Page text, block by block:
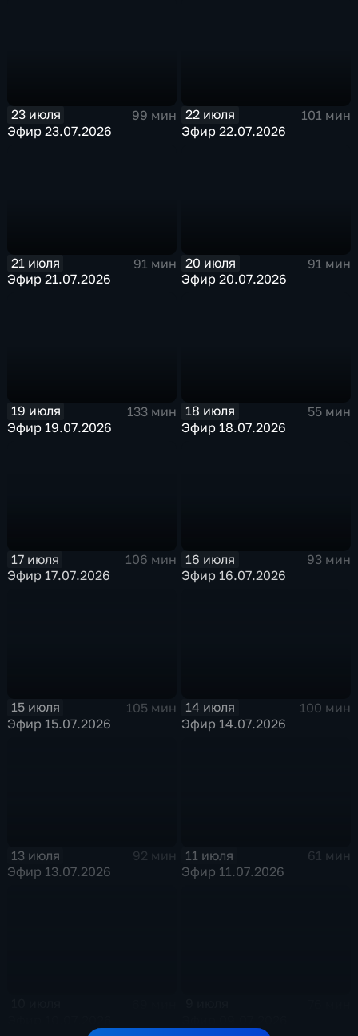
23 июля
99 мин
Эфир 23.07.2026
22 июля
101 мин
Эфир 22.07.2026
21 июля
91 мин
Эфир 21.07.2026
20 июля
91 мин
Эфир 20.07.2026
19 июля
133 мин
Эфир 19.07.2026
18 июля
55 мин
Эфир 18.07.2026
17 июля
106 мин
Эфир 17.07.2026
16 июля
93 мин
Эфир 16.07.2026
15 июля
105 мин
Эфир 15.07.2026
14 июля
100 мин
Эфир 14.07.2026
13 июля
92 мин
Эфир 13.07.2026
11 июля
61 мин
Эфир 11.07.2026